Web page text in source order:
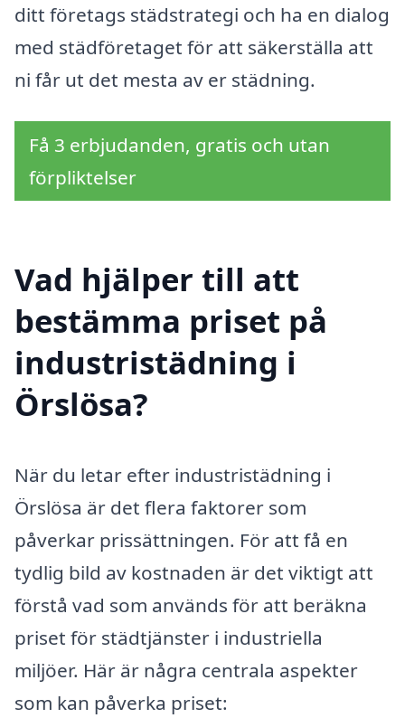
ditt företags städstrategi och ha en dialog
med städföretaget för att säkerställa att
ni får ut det mesta av er städning.
Få 3 erbjudanden, gratis och utan
förpliktelser
Vad hjälper till att
bestämma priset på
industristädning i
Örslösa?
När du letar efter industristädning i
Örslösa är det flera faktorer som
påverkar prissättningen. För att få en
tydlig bild av kostnaden är det viktigt att
förstå vad som används för att beräkna
priset för städtjänster i industriella
miljöer. Här är några centrala aspekter
som kan påverka priset: